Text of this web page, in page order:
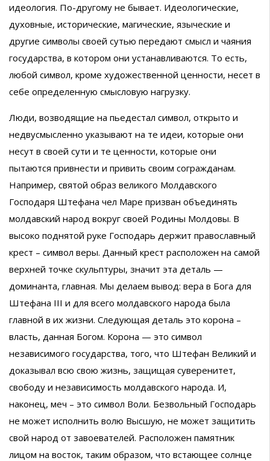
идеология. По-другому не бывает. Идеологические,
духовные, исторические, магические, языческие и
другие символы своей сутью передают смысл и чаяния
государства, в котором они устанавливаются. То есть,
любой символ, кроме художественной ценности, несет в
себе определенную смысловую нагрузку.
Люди, возводящие на пьедестал символ, открыто и
недвусмысленно указывают на те идеи, которые они
несут в своей сути и те ценности, которые они
пытаются привнести и привить своим согражданам.
Например, святой образ великого Молдавского
Господаря Штефана чел Маре призван объединять
молдавский народ вокруг своей Родины Молдовы. В
высоко поднятой руке Господарь держит православный
крест – символ веры. Данный крест расположен на самой
верхней точке скульптуры, значит эта деталь —
доминанта, главная. Мы делаем вывод: вера в Бога для
Штефана III и для всего молдавского народа была
главной в их жизни. Следующая деталь это корона –
власть, данная Богом. Корона — это символ
независимого государства, того, что Штефан Великий и
доказывал всю свою жизнь, защищая суверенитет,
свободу и независимость молдавского народа. И,
наконец, меч – это символ Воли. Безвольный Господарь
не может исполнить волю Высшую, не может защитить
свой народ от завоевателей. Расположен памятник
лицом на восток, таким образом, что встающее солнце